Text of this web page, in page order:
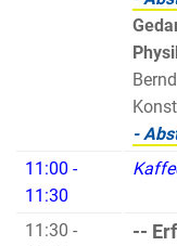
-
11:00 -
11:30
11:30 -
--